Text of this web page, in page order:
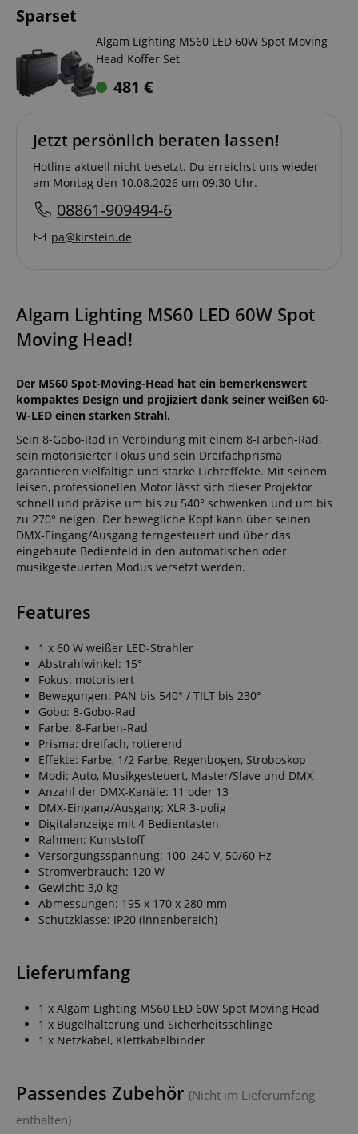
Sparset
Algam Lighting MS60 LED 60W Spot Moving
Head Koffer Set
481 €
Jetzt persönlich beraten lassen!
Hotline aktuell nicht besetzt. Du erreichst uns wieder
am Montag den 10.08.2026 um 09:30 Uhr.
08861-909494-6
pa@kirstein.de
Algam Lighting MS60 LED 60W Spot
Moving Head!
Der MS60 Spot-Moving-Head hat ein bemerkenswert
kompaktes Design und projiziert dank seiner weißen 60-
W-LED einen starken Strahl.
Sein 8-Gobo-Rad in Verbindung mit einem 8-Farben-Rad,
sein motorisierter Fokus und sein Dreifachprisma
garantieren vielfältige und starke Lichteffekte. Mit seinem
leisen, professionellen Motor lässt sich dieser Projektor
schnell und präzise um bis zu 540° schwenken und um bis
zu 270° neigen. Der bewegliche Kopf kann über seinen
DMX-Eingang/Ausgang ferngesteuert und über das
eingebaute Bedienfeld in den automatischen oder
musikgesteuerten Modus versetzt werden.
Features
1 x 60 W weißer LED-Strahler
Abstrahlwinkel: 15°
Fokus: motorisiert
Bewegungen: PAN bis 540° / TILT bis 230°
Gobo: 8-Gobo-Rad
Farbe: 8-Farben-Rad
Prisma: dreifach, rotierend
Effekte: Farbe, 1/2 Farbe, Regenbogen, Stroboskop
Modi: Auto, Musikgesteuert, Master/Slave und DMX
Anzahl der DMX-Kanäle: 11 oder 13
DMX-Eingang/Ausgang: XLR 3-polig
Digitalanzeige mit 4 Bedientasten
Rahmen: Kunststoff
Versorgungsspannung: 100–240 V, 50/60 Hz
Stromverbrauch: 120 W
Gewicht: 3,0 kg
Abmessungen: 195 x 170 x 280 mm
Schutzklasse: IP20 (Innenbereich)
Lieferumfang
1 x Algam Lighting MS60 LED 60W Spot Moving Head
1 x Bügelhalterung und Sicherheitsschlinge
1 x Netzkabel, Klettkabelbinder
Passendes Zubehör (Nicht im Lieferumfang
enthalten)